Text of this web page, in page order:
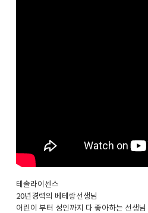
테솔라이센스
20년경력의 베테랑선생님
어린이 부터 성인까지 다 좋아하는 선생님